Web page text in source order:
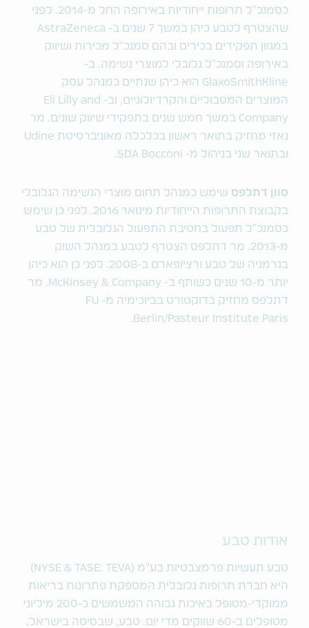
כסמנכ"ל תרופות ייחודיות באירופה החל מ-2014. לפני
שהצטרף לטבע כיהן במשך 7 שנים ב- AstraZeneca
במגוון תפקידים בכירים ובהם סמנכ"ל מכירות ושיווק
באירופה וסמנכ"ל גלובלי למוצרי נשימה. ב-
GlaxoSmithKline הוא כיהן שנתיים כמנהל עסק
המוצרים המטבוליים והקרדיולוגיים, וב- Eli Lilly and
Company במשך חמש שנים בתפקידי שיווק שונים. מר
נאזי מחזיק בתואר ראשון בכלכלה מאוניברסיטת Udine
ובתואר שני בניהול מ- SDA Bocconi.
סוון דתלפס שימש כמנהל תחום מוצרי הנשימה הגלובלי
בקבוצת התרופות הייחודיות מינואר 2016. לפני כן שימש
כסמנכ"ל תפעול בחטיבת התפעול הגלובלית של טבע
מ-2013. מר דתלפס הצטרף לטבע במנהל השוק
בגרמניה של טבע ורציופארם ב-2008. לפני כן הוא כיהן
יותר מ-10 שנים כשותף ב- McKinsey & Company. מר
דתלפס מחזיק בדוקטורט בביוכימיה מ- FU
Berlin/Pasteur Institute Paris.
אודות טבע
טבע תעשיות פרמצבטיות בע"מ (NYSE & TASE: TEVA)
היא חברת תרופות גלובלית המספקת פתרונות בריאות
ממוקדי-מטופל באיכות גבוהה המשמשים כ-200 מיליוני
מטופלים ב-60 שווקים מדי יום. טבע, שבסיסה בישראל,